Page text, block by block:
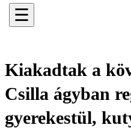
☰
Kiakadtak a
Csilla ágyban
gyerekestül,